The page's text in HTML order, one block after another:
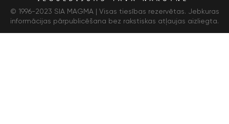
© 1996-2023 SIA MAGMA | Visas tiesības rezervētas. Jebkuras
informācijas pārpublicēšana bez rakstiskas atļaujas aizliegta.